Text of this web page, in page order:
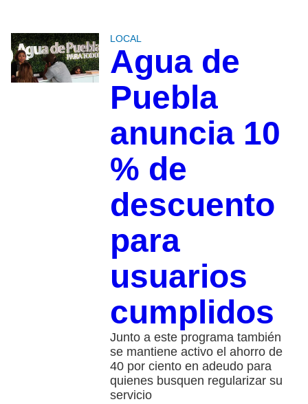
LOCAL
Agua de
Puebla
anuncia 10
% de
descuento
para
usuarios
cumplidos
Junto a este programa también
se mantiene activo el ahorro de
40 por ciento en adeudo para
quienes busquen regularizar su
servicio